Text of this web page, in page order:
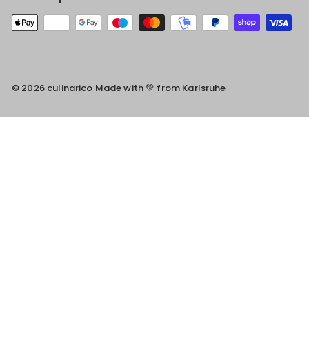
© 2026 culinarico Made with 💚 from Karlsruhe